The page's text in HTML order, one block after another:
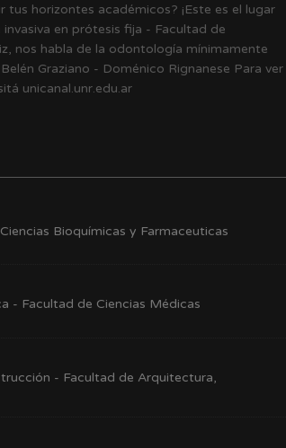
horizontes académicos? ¡Este es el lugar
en prótesis fija - Facultad de
nos habla de la odontología mínimamente
Graziano - Doménico Rignanese Para ver
unicanal.unr.edu.ar
Bioquímicas y Farmaceuticas
- Facultad de Ciencias Médicas
- Facultad de Arquitectura,